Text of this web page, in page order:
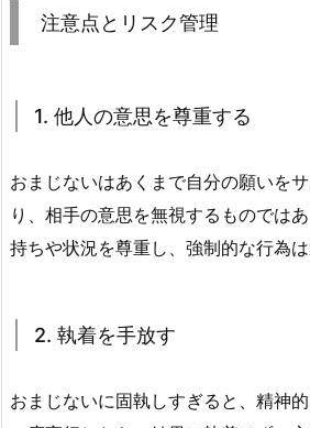
注意点とリスク管理
1. 他人の意思を尊重する
おまじないはあくまで自分の願いを
り、相手の意思を無視するものでは
持ちや状況を尊重し、強制的な行為は
2. 執着を手放す
おまじないに固執しすぎると、精神的